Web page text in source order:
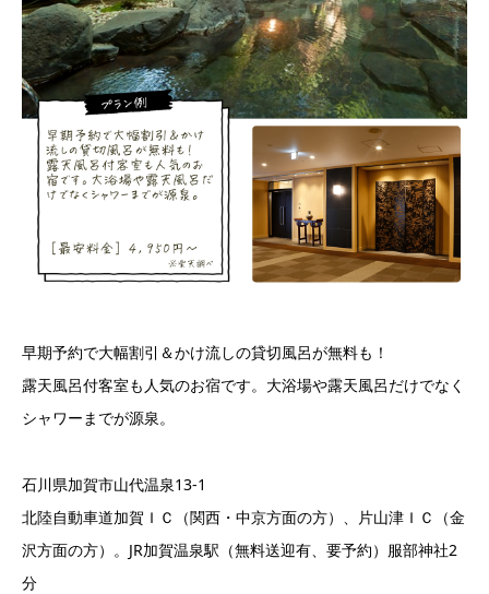
早期予約で大幅割引＆かけ流しの貸切風呂が無料も！
露天風呂付客室も人気のお宿です。大浴場や露天風呂だけでなく
シャワーまでが源泉。
石川県加賀市山代温泉13-1
北陸自動車道加賀ＩＣ（関西・中京方面の方）、片山津ＩＣ（金
沢方面の方）。JR加賀温泉駅（無料送迎有、要予約）服部神社2
分